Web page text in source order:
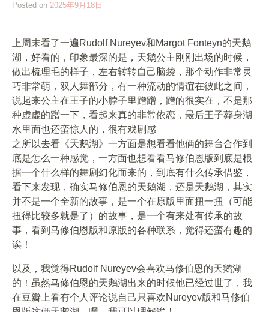
Posted on 2025年9月18日
上周末看了一遍Rudolf Nureyev和Margot Fonteyn的天鹅
湖，好看的，印象最深的是，天鹅公主刚刚出场的时候，
做出梳理毛的样子，左右转转自己脑袋，那个动作非常灵
巧非常萌，双人舞部分，有一种流动的情谊在彼此之间，
说起来公主在王子的小脖子里蹭蹭，蹭的很实在，不是那
种虚虚的蹭一下，看起来真的非常依恋，最后王子葬身湖
水里面也还蛮惊人的，很有戏剧感
之所以去看《天鹅湖》一方面是想看看他俩的舞台合作到
底是怎么一种感觉，一方面也想看看马修伯恩版到底是根
据一个什么样的舞剧幻化而来的，到底有什么传承借鉴，
看下来发现，确实马修伯恩的天鹅湖，还是天鹅湖，其实
并不是一个全新的故事，是一个在原版里面扭一扭（可能
扭得比较多就是了）的故事，是一个有来处有传承的故
事，看到马修伯恩版和原版的各种联系，觉得还蛮有趣的
诶！
以及，我觉得Rudolf Nureyev会喜欢马修伯恩的天鹅湖
的！虽然马修伯恩的天鹅湖出来的时候他已经过世了，我
在豆瓣上看有个人评论说自己只喜欢Nureyev版和马修伯